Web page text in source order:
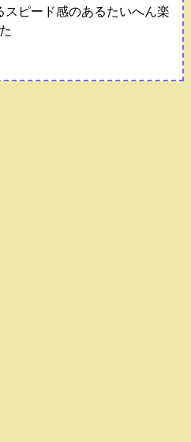
スピード感のあるたいへん楽